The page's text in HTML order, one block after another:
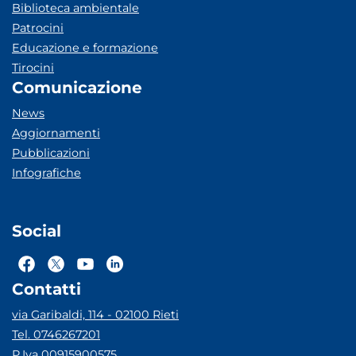
Biblioteca ambientale
Patrocini
Educazione e formazione
Tirocini
Comunicazione
News
Aggiornamenti
Pubblicazioni
Infografiche
Social
Contatti
via Garibaldi, 114 - 02100 Rieti
Tel. 0746267201